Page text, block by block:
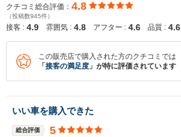
クチコミ総合評価： 4.8
（投稿数945件）
接客 : 4.9 雰囲気 : 4.8 アフター : 4.6 品質 : 4.6
この販売店で購入された方のクチコミでは
「 接客の満足度 」が特に評価されています
いい車を購入できた
総合評価 5